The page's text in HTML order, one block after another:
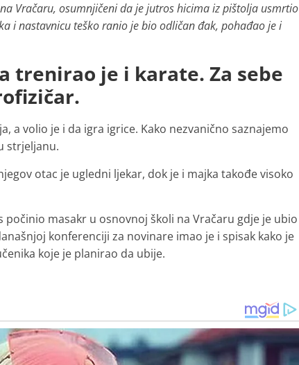
Vračaru, osumnjičeni da je jutros hicima iz pištolja usmrtio
i nastavnicu teško ranio je bio odličan đak, pohađao je i
trenirao je i karate. Za sebe
a volio je i da igra igrice. Kako nezvanično saznajemo
strjeljanu.
otac je ugledni ljekar, dok je i majka takođe visoko
masakr u osnovnoj školi na Vračaru gdje je ubio
konferenciji za novinare imao je i spisak kako je
koje je planirao da ubije.